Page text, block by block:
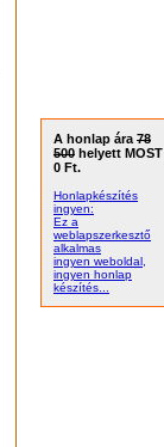
A honlap ára 78
500 helyett MOST
0 Ft.
Honlapkészítés
ingyen:
Ez a
weblapszerkesztő
alkalmas
ingyen weboldal,
ingyen honlap
készítés...